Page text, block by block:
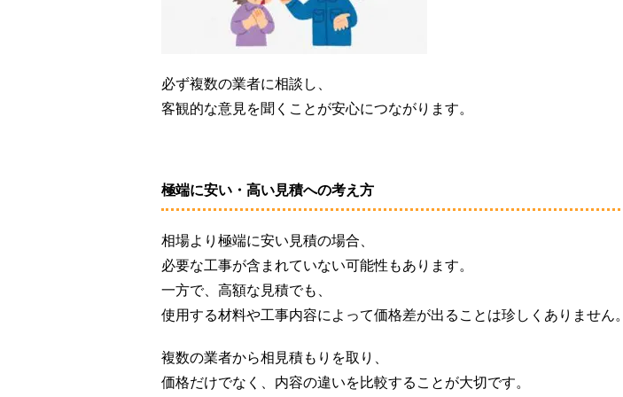
必ず複数の業者に相談し、
客観的な意見を聞くことが安心につながります。
極端に安い・高い見積への考え方
相場より極端に安い見積の場合、
必要な工事が含まれていない可能性もあります。
一方で、高額な見積でも、
使用する材料や工事内容によって価格差が出ることは珍しくありません。
複数の業者から相見積もりを取り、
価格だけでなく、内容の違いを比較することが大切です。